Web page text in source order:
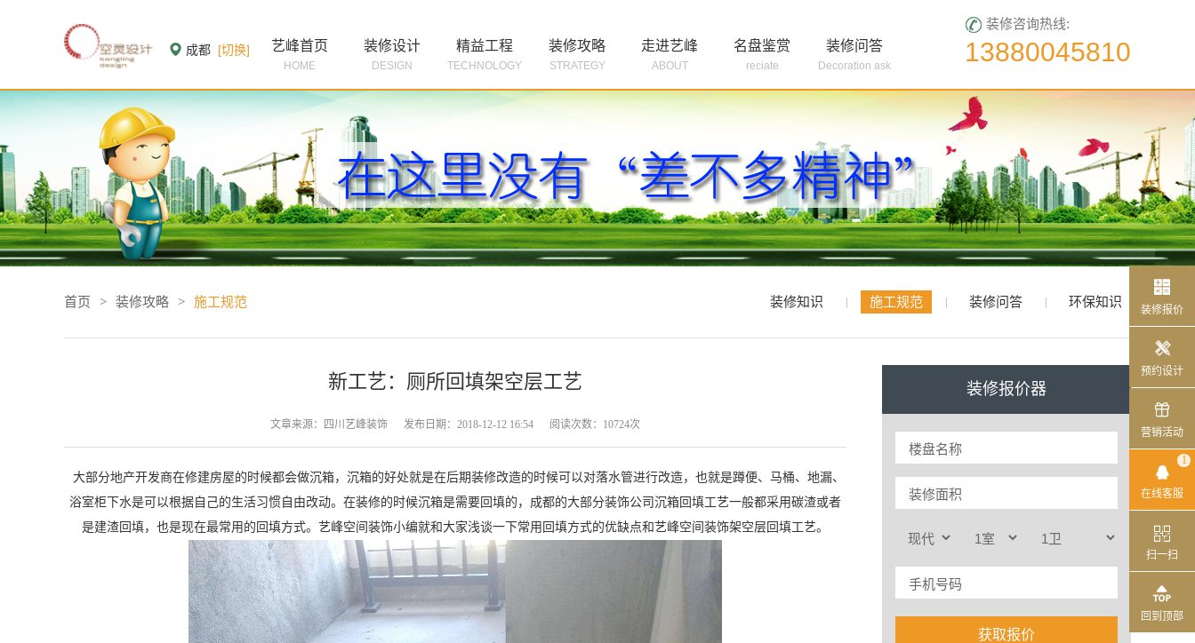
成都 [切换] 艺峰首页
HOME
装修设计
DESIGN
精益工程
TECHNOLOGY
装修攻略
STRATEGY
走进艺峰
ABOUT
名盘鉴赏
reciate
装修问答
Decoration ask
装修咨询热线:
13880045810
首页 > 装修攻略 > 施工规范 装修知识 施工规范 装修问答 环保知识
新工艺：厕所回填架空层工艺
文章来源：四川艺峰装饰 发布日期：2018-12-12 16:54 阅读次数：10724次
大部分地产开发商在修建房屋的时候都会做沉箱，沉箱的好处就是在后期装修改造的时候可以对落水管进行改造，也就是蹲便、马桶、地漏、
浴室柜下水是可以根据自己的生活习惯自由改动。在装修的时候沉箱是需要回填的，成都的大部分装饰公司沉箱回填工艺一般都采用碳渣或者
是建渣回填，也是现在最常用的回填方式。艺峰空间装饰小编就和大家浅谈一下常用回填方式的优缺点和艺峰空间装饰架空层回填工艺。
装修报价器
获取报价

装修报价

预约设计

营销活动
1

在线客服

扫一扫

回到顶部
免费获取装修报价
请准确提交手机号码，报价将通过短信发送至手机